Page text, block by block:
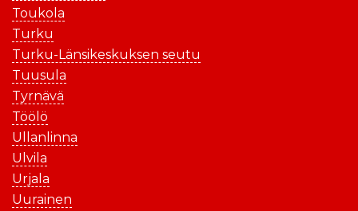
Toukola
Turku
Turku-Länsikeskuksen seutu
Tuusula
Tyrnävä
Töölö
Ullanlinna
Ulvila
Urjala
Uurainen